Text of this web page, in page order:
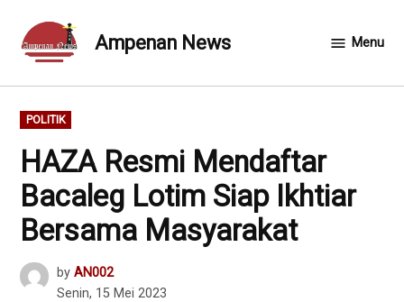
content
Ampenan News Menu
POSTED
IN
POLITIK
HAZA Resmi Mendaftar
Bacaleg Lotim Siap Ikhtiar
Bersama Masyarakat
by AN002
Senin, 15 Mei 2023